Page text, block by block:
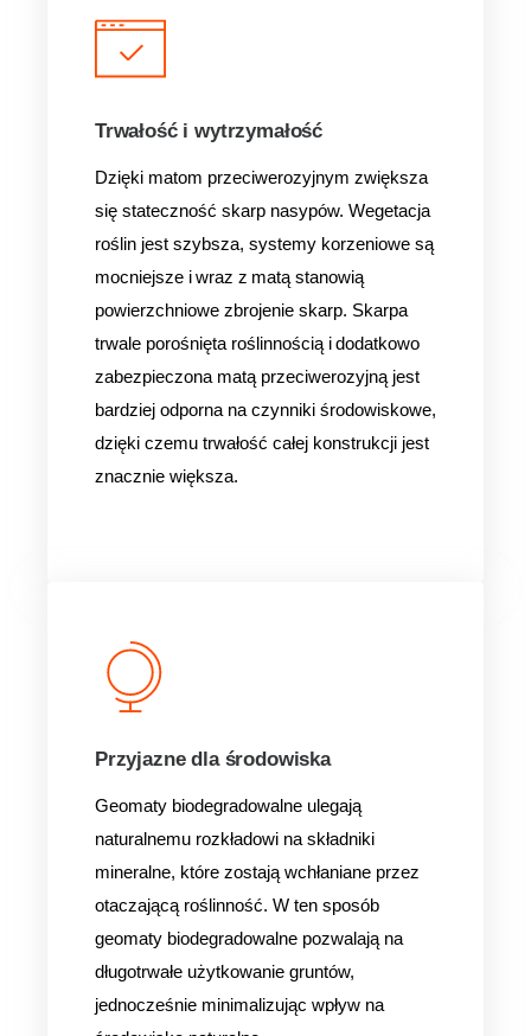
Trwałość i wytrzymałość
Dzięki matom przeciwerozyjnym zwiększa
się stateczność skarp nasypów. Wegetacja
roślin jest szybsza, systemy korzeniowe są
mocniejsze i wraz z matą stanowią
powierzchniowe zbrojenie skarp. Skarpa
trwale porośnięta roślinnością i dodatkowo
zabezpieczona matą przeciwerozyjną jest
bardziej odporna na czynniki środowiskowe,
dzięki czemu trwałość całej konstrukcji jest
znacznie większa.
Przyjazne dla środowiska
Geomaty biodegradowalne ulegają
naturalnemu rozkładowi na składniki
mineralne, które zostają wchłaniane przez
otaczającą roślinność. W ten sposób
geomaty biodegradowalne pozwalają na
długotrwałe użytkowanie gruntów,
jednocześnie minimalizując wpływ na